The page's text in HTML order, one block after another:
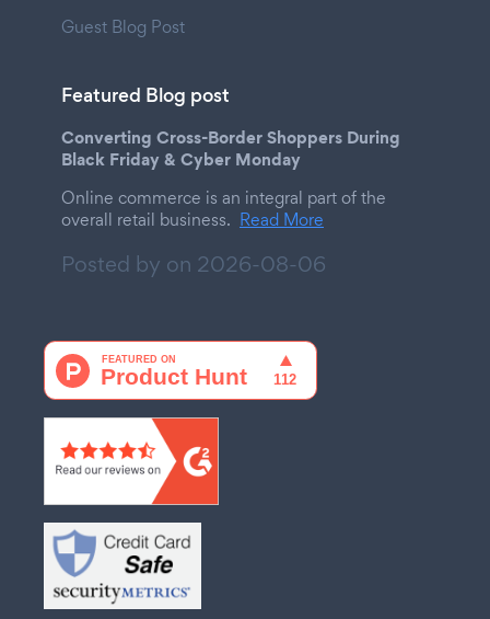
Guest Blog Post
Featured Blog post
Converting Cross-Border Shoppers During
Black Friday & Cyber Monday
Online commerce is an integral part of the
overall retail business. Read More
Posted by on 2026-08-06